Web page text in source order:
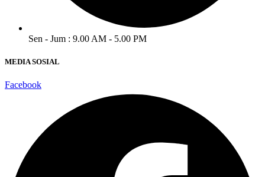
Sen - Jum : 9.00 AM - 5.00 PM
MEDIA SOSIAL
Facebook